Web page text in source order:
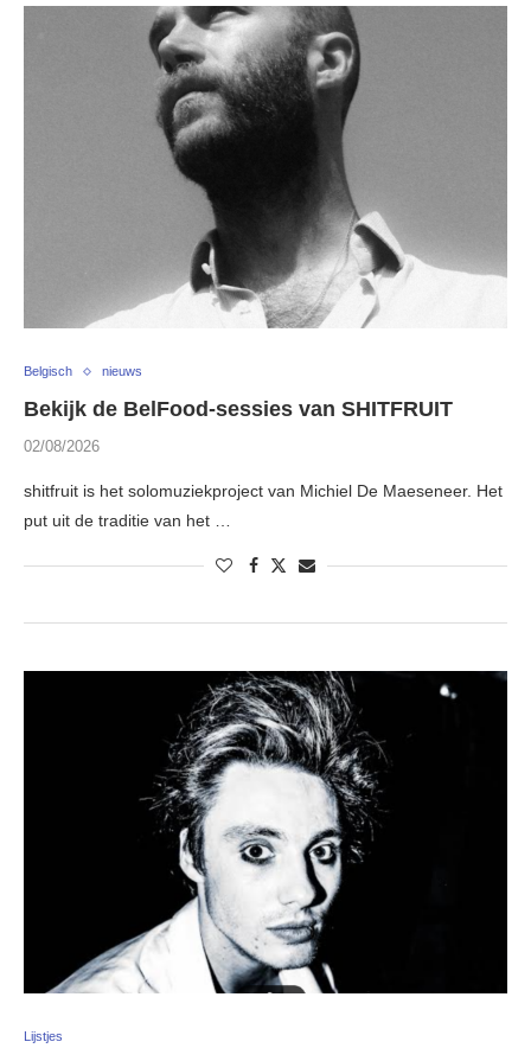
Belgisch nieuws
Bekijk de BelFood-sessies van SHITFRUIT
02/08/2026
shitfruit is het solomuziekproject van Michiel De Maeseneer. Het
put uit de traditie van het …
Lijstjes